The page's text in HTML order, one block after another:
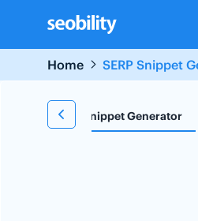
content
Home
SERP Snippet
SERP Snippet Generator